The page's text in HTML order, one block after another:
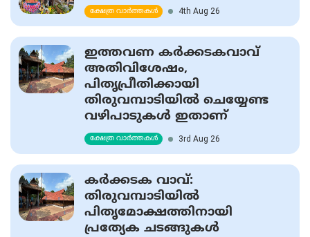
ക്ഷേത്ര വാർത്തകൾ 4th Aug 26
ഇത്തവണ കര്‍ക്കടകവാവ്
അതിവിശേഷം,
പിതൃപ്രീതിക്കായി
തിരുവമ്പാടിയില്‍ ചെയ്യേണ്ട
വഴിപാടുകള്‍ ഇതാണ്‌
ക്ഷേത്ര വാർത്തകൾ 3rd Aug 26
കര്‍ക്കടക വാവ്:
തിരുവമ്പാടിയില്‍
പിതൃമോക്ഷത്തിനായി
പ്രത്യേക ചടങ്ങുകള്‍